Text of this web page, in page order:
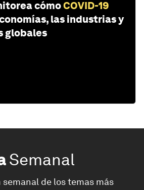
cómoCOVID-19
las industrias y
globales
Semanal
de los temas más